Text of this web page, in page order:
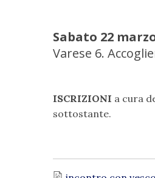
Sabato 22
Varese 6.
ISCRIZIONI a cura
sottostante.